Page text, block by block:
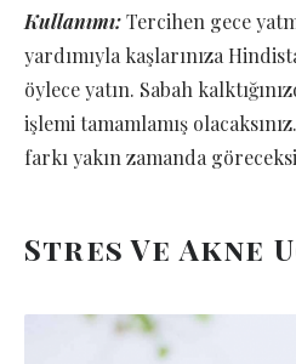
Kullanımı:Tercihen gece
yardımıyla kaşlarınıza
öylece yatın. Sabah
işlemi tamamlamış
farkı yakın zamanda
Stres Ve Akne